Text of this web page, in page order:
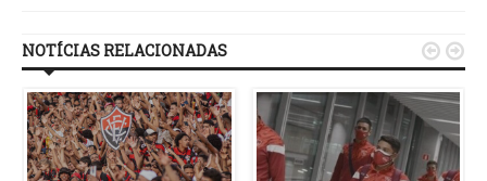
NOTÍCIAS RELACIONADAS  